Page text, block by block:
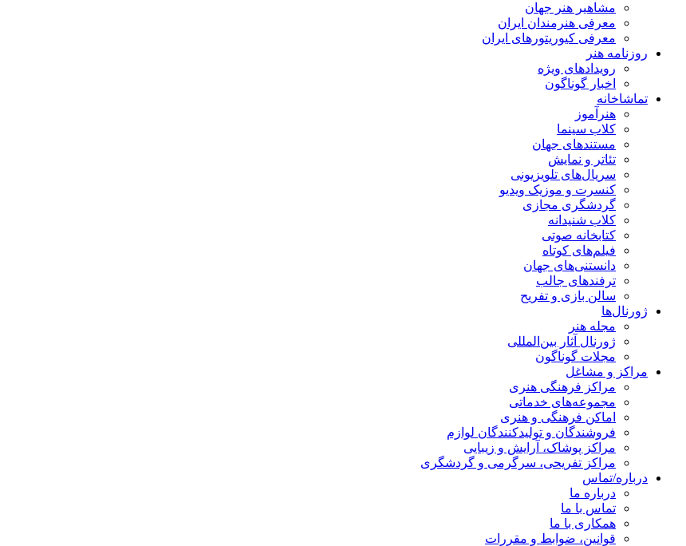
مشاهیر هنر جهان
معرفی هنرمندان ایران
معرفی کیوریتورهای ایران
روزنامه هنر
رویدادهای ویژه
اخبار گوناگون
تماشاخانه
هنرآموز
کلاب سینما
مستندهای جهان
تئاتر و نمایش
سریال‌های تلویزیونی
کنسرت و موزیک ویدیو
گردشگری مجازی
کلاب شنیدانه
کتابخانه صوتی
فیلم‌های کوتاه
دانستنی‌های جهان
ترفندهای جالب
سالن بازی و تفریح
ژورنال‌ها
مجله هنر
ژورنال آثار بین‌المللی
مجلات گوناگون
مراکز و مشاغل
مراکز فرهنگی هنری
مجموعه‌های خدماتی
اماکن فرهنگی و هنری
فروشندگان و تولیدکنندگان لوازم
مراکز پوشاک، آرایش و زیبایی
مراکز تفریحی، سرگرمی و گردشگری
درباره/تماس
درباره ما
تماس با ما
همکاری با ما
قوانین، ضوابط و مقررات